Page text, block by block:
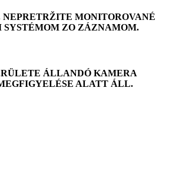
MONITOROVANÉ
ZO ZÁZNAMOM.
ÁLLANDÓ KAMERA
ALATT ÁLL.